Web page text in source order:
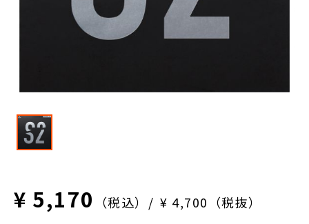
¥ 5,170 （税込） ¥ 4,700（税抜）